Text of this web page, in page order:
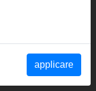
applicare